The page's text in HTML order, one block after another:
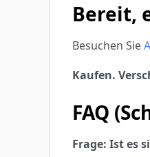
Bereit,
Besuchen Sie
Kaufen.
FAQ
Frage: Ist es